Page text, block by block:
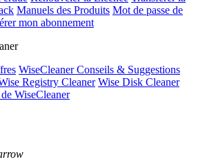
Manuels des Produits Mot de passe de
mon abonnement
WiseCleaner Conseils & Suggestions
Registry Cleaner Wise Disk Cleaner
WiseCleaner